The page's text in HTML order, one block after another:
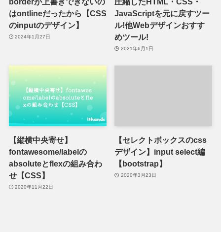
はontlineだったから【CSS
のinputのデザイン】
2024年1月27日
JavaScriptを元に戻すツー
ル!他Webデザインおすす
めツール!
2021年6月1日
【縦横中央寄せ】
fontawesome/labelの
absoluteとflexの組み合わ
せ【CSS】
2020年11月22日
【セレクトボックスのcss
デザイン】input select編
【bootstrap】
2020年3月23日